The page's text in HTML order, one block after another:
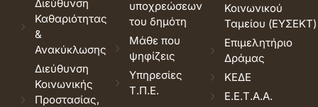
Διεύθυνση
Καθαριότητας
&
Ανακύκλωσης
Διεύθυνση
Κοινωνικής
Προστασίας,
υποχρεώσεων
του δημότη
Μάθε που
ψηφίζεις
Υπηρεσίες
Τ.Π.Ε.
Κοινωνικού
Ταμείου (ΕΥΣΕΚΤ)
Επιμελητήριο
Δράμας
ΚΕΔΕ
Ε.Ε.Τ.Α.Α.